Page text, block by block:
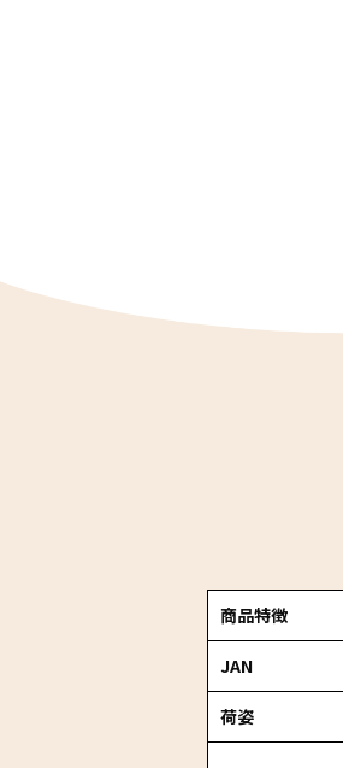
商品特徴
JAN
荷姿